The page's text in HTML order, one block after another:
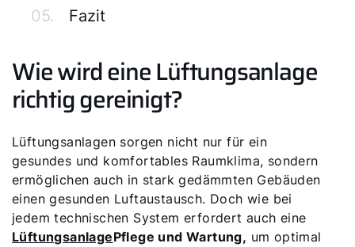
05.
Fazit
Wie wird eine Lüftungsanlage
richtig gereinigt?
Lüftungsanlagen sorgen nicht nur für ein
gesundes und komfortables Raumklima, sondern
ermöglichen auch in stark gedämmten Gebäuden
einen gesunden Luftaustausch. Doch wie bei
jedem technischen System erfordert auch eine
LüftungsanlagePflege und Wartung, um optimal